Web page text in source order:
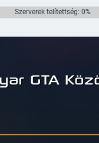
Szerverek telítettség: 0%
GTA